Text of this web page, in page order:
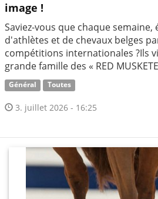
image !
Saviez-vous que chaque
d'athlètes et de chevaux belges
compétitions internationales ?Ils
grande famille des « RED
Général Toutes
3. juillet 2026 - 16:25